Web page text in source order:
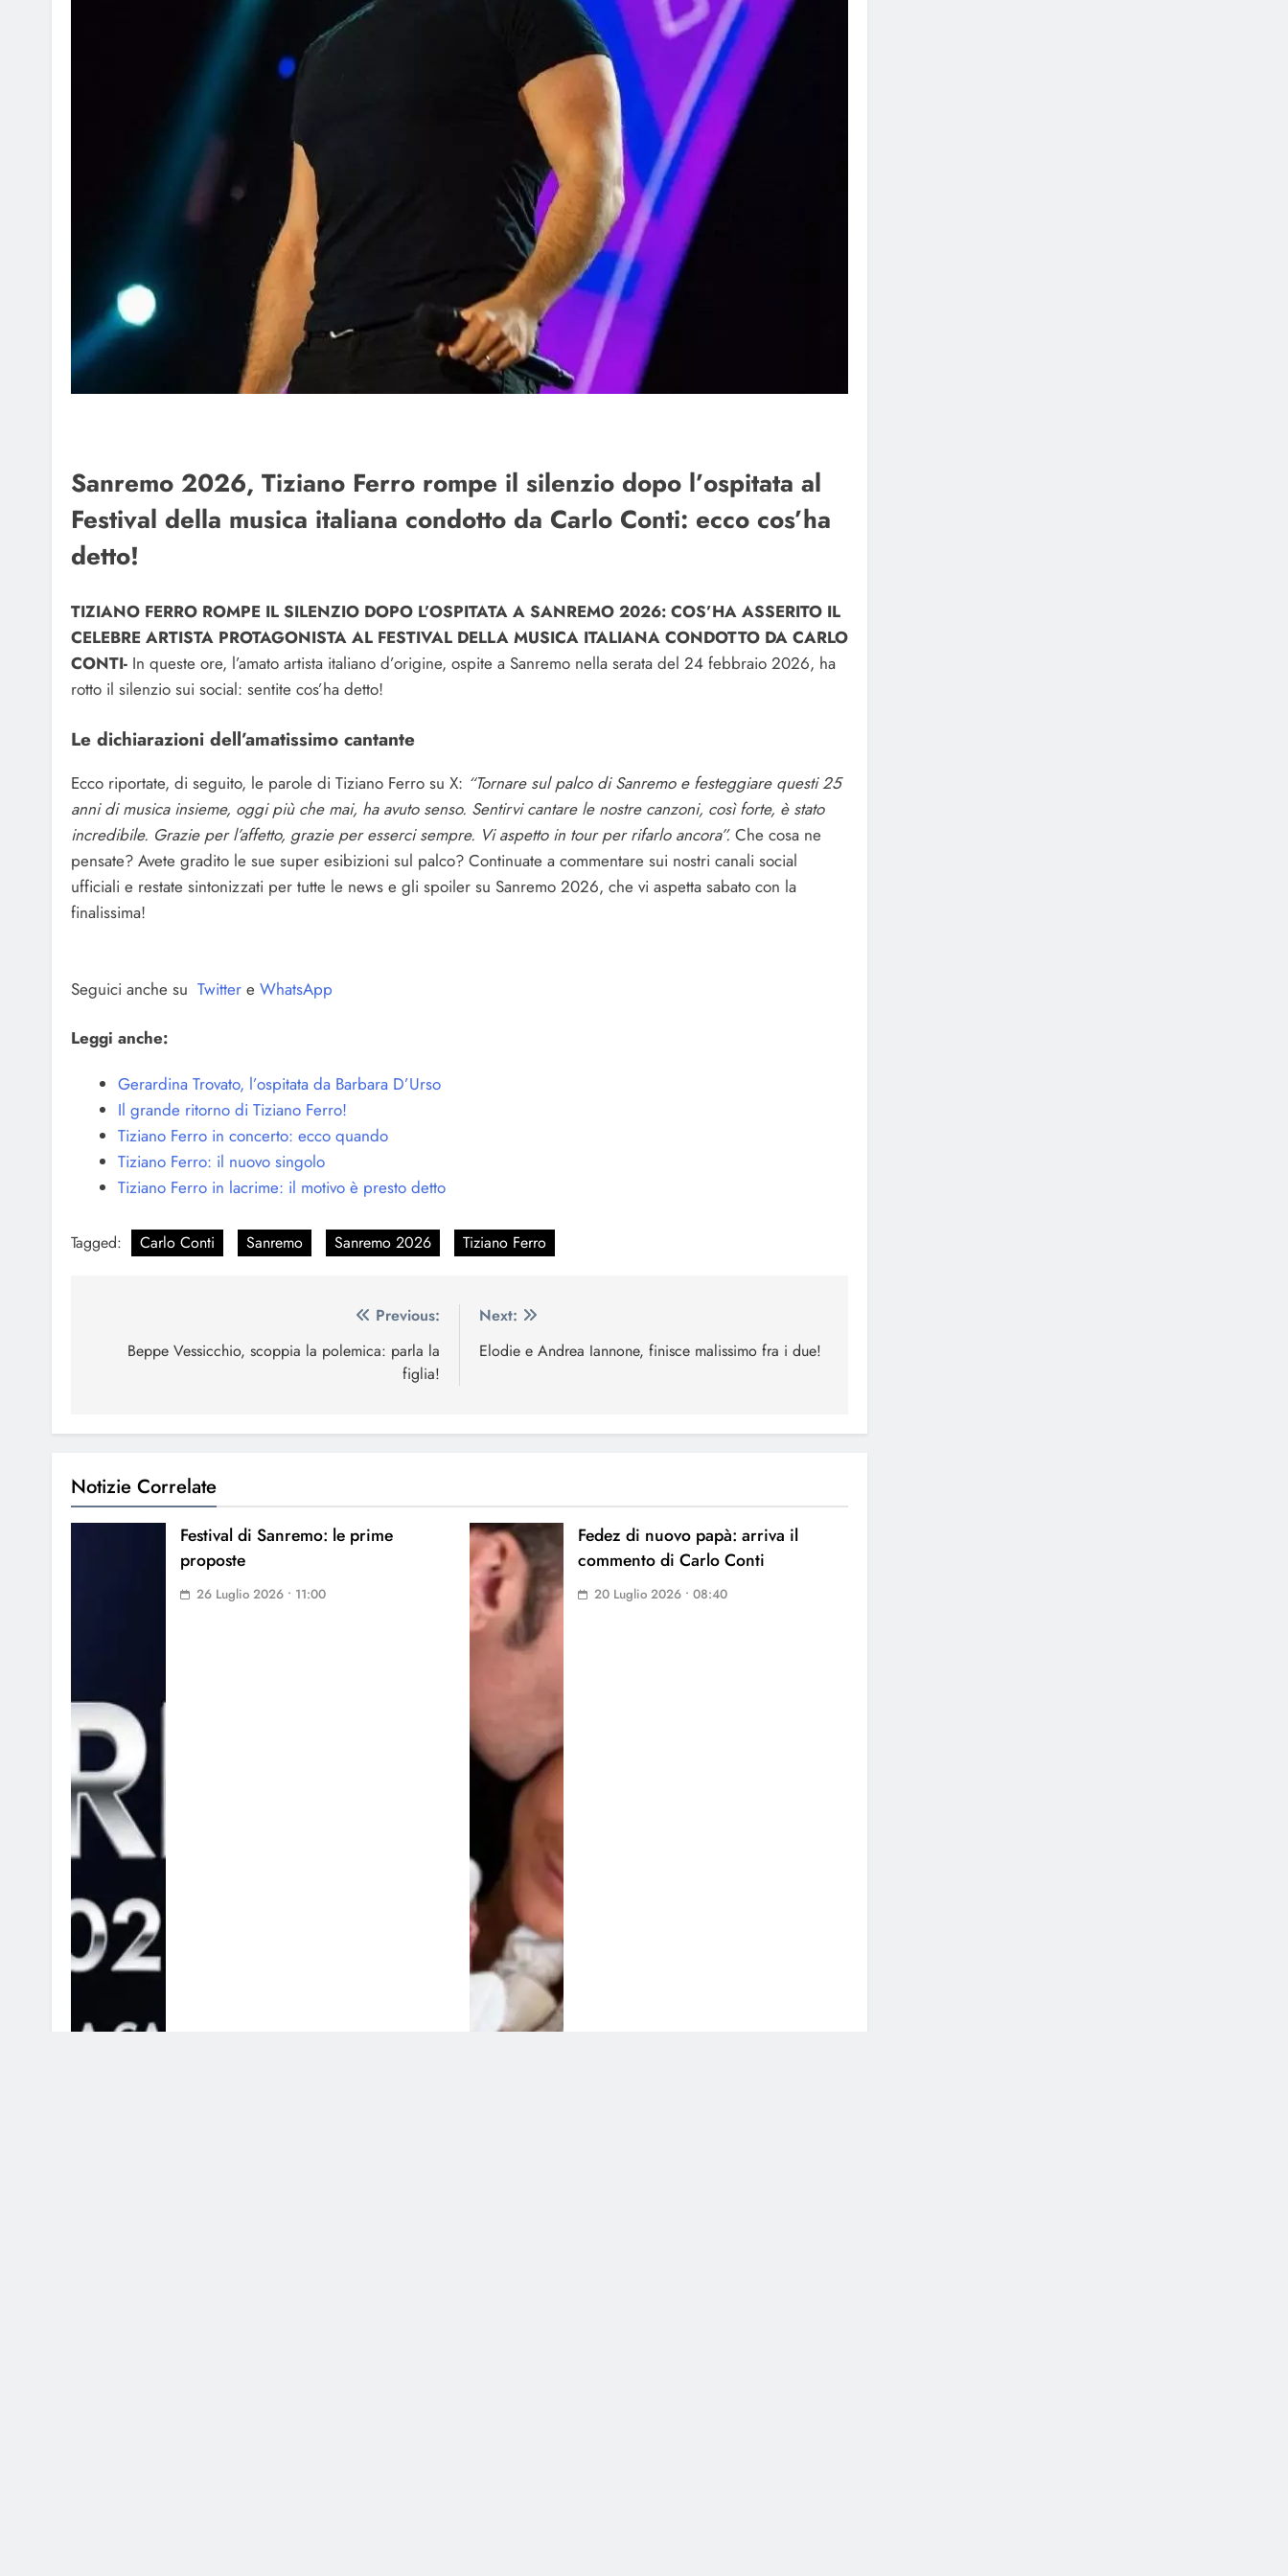
Sanremo 2026, Tiziano Ferro rompe il silenzio dopo l’ospitata al
Festival della musica italiana condotto da Carlo Conti: ecco cos’ha
detto!
TIZIANO FERRO ROMPE IL SILENZIO DOPO L’OSPITATA A SANREMO 2026: COS’HA ASSERITO IL
CELEBRE ARTISTA PROTAGONISTA AL FESTIVAL DELLA MUSICA ITALIANA CONDOTTO DA CARLO
CONTI- In queste ore, l’amato artista italiano d’origine, ospite a Sanremo nella serata del 24 febbraio 2026, ha
rotto il silenzio sui social: sentite cos’ha detto!
Le dichiarazioni dell’amatissimo cantante
Ecco riportate, di seguito, le parole di Tiziano Ferro su X: “Tornare sul palco di Sanremo e festeggiare questi 25
anni di musica insieme, oggi più che mai, ha avuto senso. Sentirvi cantare le nostre canzoni, così forte, è stato
incredibile. Grazie per l’affetto, grazie per esserci sempre. Vi aspetto in tour per rifarlo ancora”. Che cosa ne
pensate? Avete gradito le sue super esibizioni sul palco? Continuate a commentare sui nostri canali social
ufficiali e restate sintonizzati per tutte le news e gli spoiler su Sanremo 2026, che vi aspetta sabato con la
finalissima!
Seguici anche su Twitter e WhatsApp
Leggi anche:
Gerardina Trovato, l’ospitata da Barbara D’Urso
Il grande ritorno di Tiziano Ferro!
Tiziano Ferro in concerto: ecco quando
Tiziano Ferro: il nuovo singolo
Tiziano Ferro in lacrime: il motivo è presto detto
Tagged: Carlo Conti Sanremo Sanremo 2026 Tiziano Ferro
articoli
Previous:
Beppe Vessicchio, scoppia la polemica: parla la
figlia!
Next:
Elodie e Andrea Iannone, finisce malissimo fra i due!
Notizie Correlate
Festival di Sanremo: le prime
proposte
26 Luglio 2026 • 11:00
Fedez di nuovo papà: arriva il
commento di Carlo Conti
20 Luglio 2026 • 08:40